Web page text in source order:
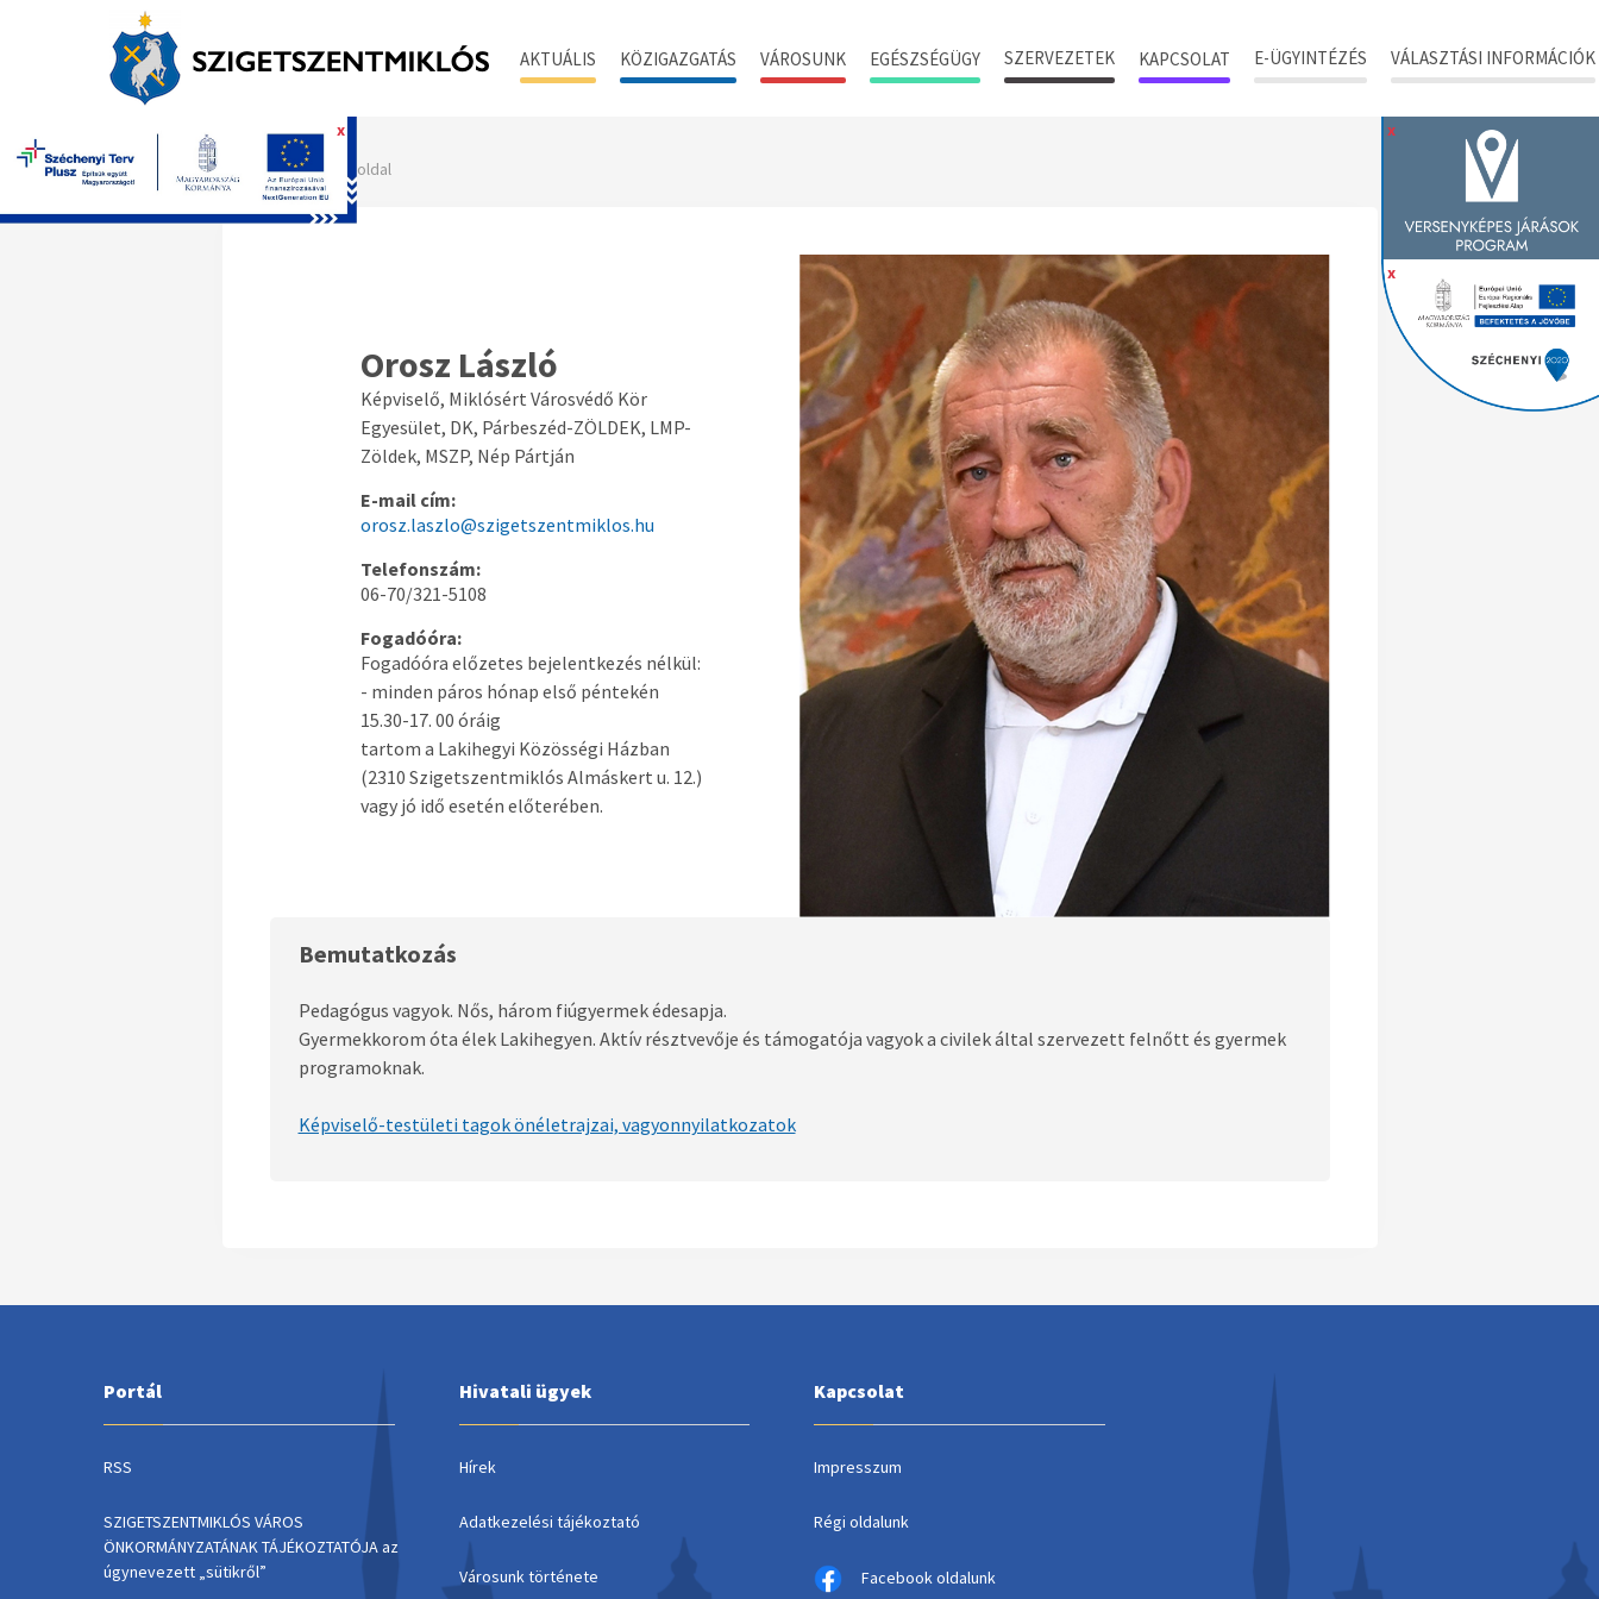
AKTUÁLIS KÖZIGAZGATÁS VÁROSUNK EGÉSZSÉGÜGY SZERVEZETEK KAPCSOLAT E-ÜGYINTÉZÉS VÁLASZTÁSI INFORMÁCIÓK
x
x
x
Főoldal
Orosz László
Képviselő, Miklósért Városvédő Kör
Egyesület, DK, Párbeszéd-ZÖLDEK, LMP-
Zöldek, MSZP, Nép Pártján
E-mail cím:
orosz.laszlo@szigetszentmiklos.hu
Telefonszám:
06-70/321-5108
Fogadóóra:
Fogadóóra előzetes bejelentkezés nélkül:
- minden páros hónap első péntekén
15.30-17. 00 óráig
tartom a Lakihegyi Közösségi Házban
(2310 Szigetszentmiklós Almáskert u. 12.)
vagy jó idő esetén előterében.
Bemutatkozás
Pedagógus vagyok. Nős, három fiúgyermek édesapja.
Gyermekkorom óta élek Lakihegyen. Aktív résztvevője és támogatója vagyok a civilek által szervezett felnőtt és gyermek
programoknak.
Képviselő-testületi tagok önéletrajzai, vagyonnyilatkozatok
Portál
RSS
SZIGETSZENTMIKLÓS VÁROS
ÖNKORMÁNYZATÁNAK TÁJÉKOZTATÓJA az
úgynevezett „sütikről”
Hivatali ügyek
Hírek
Adatkezelési tájékoztató
Városunk története
Kapcsolat
Impresszum
Régi oldalunk
Facebook oldalunk